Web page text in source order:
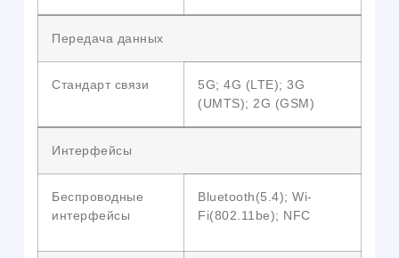
Передача данных
Стандарт связи
5G; 4G (LTE); 3G
(UMTS); 2G (GSM)
Интерфейсы
Беспроводные
интерфейсы
Bluetooth(5.4); Wi-
Fi(802.11be); NFC